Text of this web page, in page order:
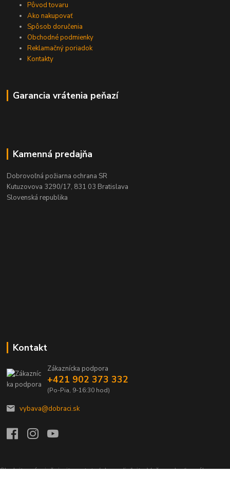
Pôvod tovaru
Ako nakupovať
Spôsob doručenia
Obchodné podmienky
Reklamačný poriadok
Kontakty
Garancia vrátenia peňazí
Kamenná predajňa
Dobrovoľná požiarna ochrana SR
Kutuzovova 3290/17, 831 03 Bratislava
Slovenská republika
Kontakt
Zákaznícka podpora
+421 902 373 332
(Po-Pia, 9-16:30 hod)
vybava@dobraci.sk
Sledujte nás, inšpirujte ostatných a zdieľajte Vašu radosť z nákupu a